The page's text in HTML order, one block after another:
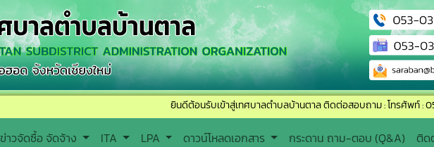
ยินดีต้อนรับเข้าสู่เทศบาลตำบลบ้านตาล ติดต่อสอบถาม : โทรศัพท์ : 053-031131
ข่าวจัดซื้อ จัดจ้าง ITA LPA ดาวน์โหลดเอกสาร กระดาน ถาม-ตอบ (Q&A) ติด